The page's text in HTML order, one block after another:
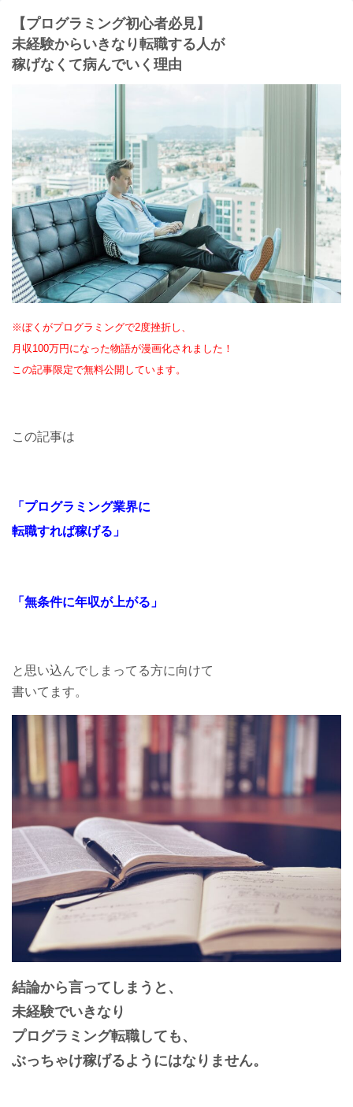
【プログラミング初心者必見】
未経験からいきなり転職する人が
稼げなくて病んでいく理由
※ぼくがプログラミングで2度挫折し、
月収100万円になった物語が漫画化されました！
この記事限定で無料公開しています。
この記事は
「プログラミング業界に
転職すれば稼げる」
「無条件に年収が上がる」
と思い込んでしまってる方に向けて
書いてます。
結論から言ってしまうと、
未経験でいきなり
プログラミング転職しても、
ぶっちゃけ稼げるようにはなりません。